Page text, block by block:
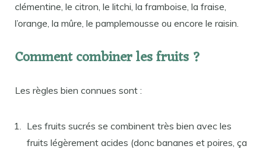
clémentine, le citron, le litchi, la framboise, la fraise,
l’orange, la mûre, le pamplemousse ou encore le raisin.
Comment combiner les fruits ?
Les règles bien connues sont :
Les fruits sucrés se combinent très bien avec les
fruits légèrement acides (donc bananes et poires, ça